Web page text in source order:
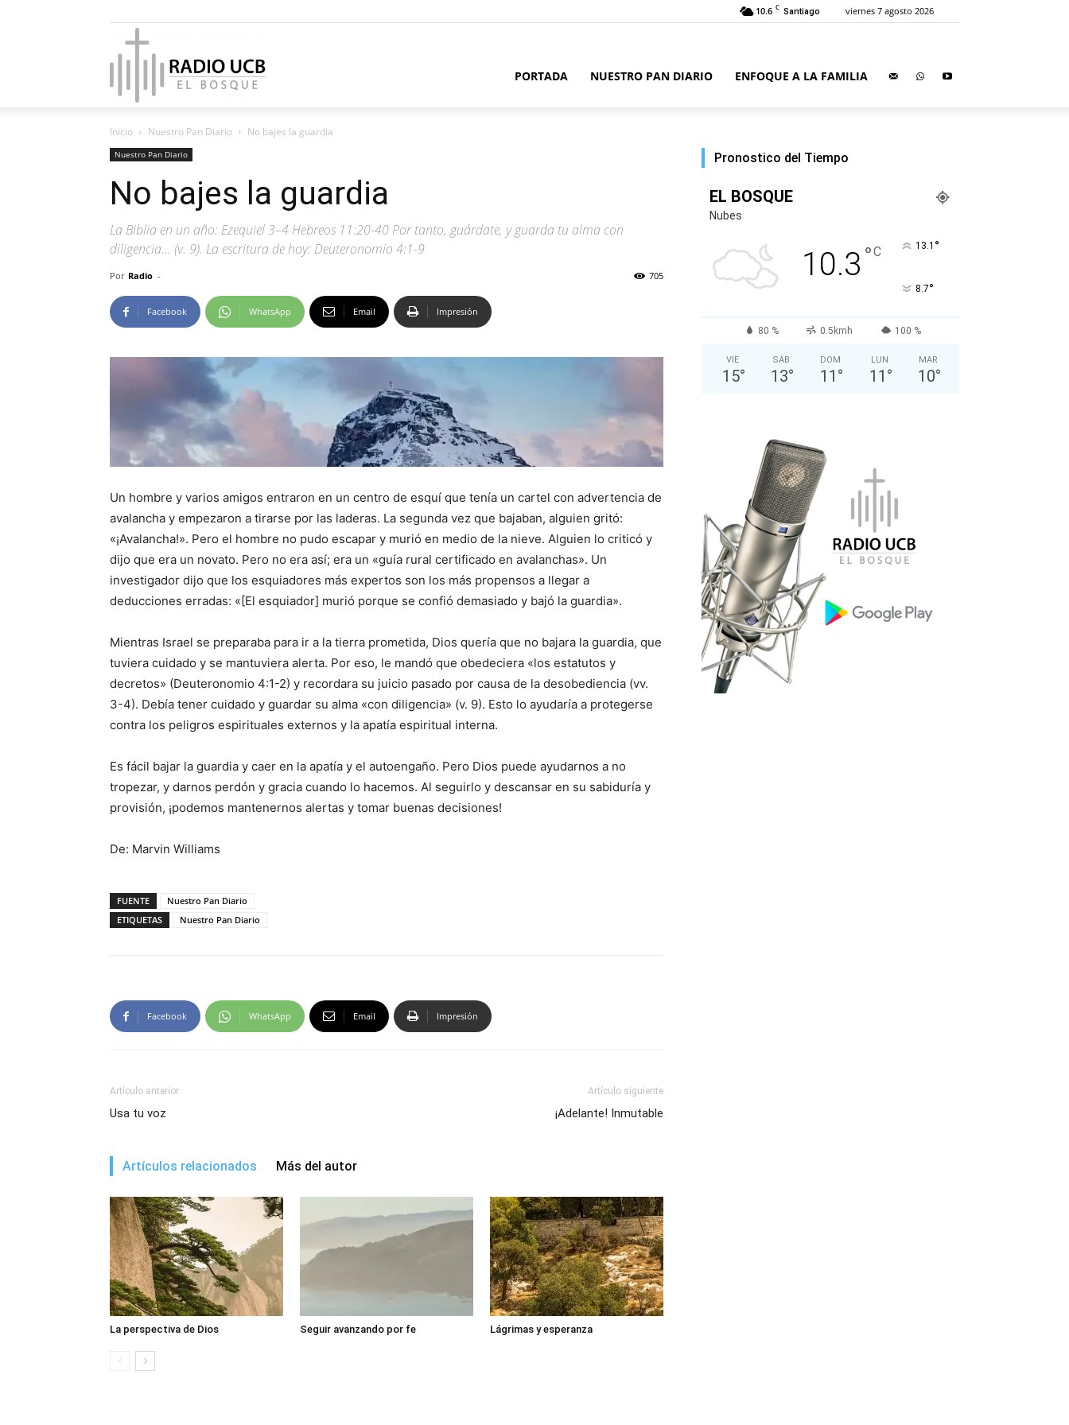
10.6 C Santiago viernes 7 agosto 2026
Radio
El
Bosque
PORTADA NUESTRO PAN DIARIO ENFOQUE A LA FAMILIA
Inicio Nuestro Pan Diario No bajes la guardia
Nuestro Pan Diario
No bajes la guardia
La Biblia en un año: Ezequiel 3–4 Hebreos 11:20-40 Por tanto, guárdate, y guarda tu alma con
diligencia… (v. 9). La escritura de hoy: Deuteronomio 4:1-9
Por Radio - 705
Facebook WhatsApp Email Impresión
Un hombre y varios amigos entraron en un centro de esquí que tenía un cartel con advertencia de
avalancha y empezaron a tirarse por las laderas. La segunda vez que bajaban, alguien gritó:
«¡Avalancha!». Pero el hombre no pudo escapar y murió en medio de la nieve. Alguien lo criticó y
dijo que era un novato. Pero no era así; era un «guía rural certificado en avalanchas». Un
investigador dijo que los esquiadores más expertos son los más propensos a llegar a
deducciones erradas: «[El esquiador] murió porque se confió demasiado y bajó la guardia».
Mientras Israel se preparaba para ir a la tierra prometida, Dios quería que no bajara la guardia, que
tuviera cuidado y se mantuviera alerta. Por eso, le mandó que obedeciera «los estatutos y
decretos» (Deuteronomio 4:1-2) y recordara su juicio pasado por causa de la desobediencia (vv.
3-4). Debía tener cuidado y guardar su alma «con diligencia» (v. 9). Esto lo ayudaría a protegerse
contra los peligros espirituales externos y la apatía espiritual interna.
Es fácil bajar la guardia y caer en la apatía y el autoengaño. Pero Dios puede ayudarnos a no
tropezar, y darnos perdón y gracia cuando lo hacemos. Al seguirlo y descansar en su sabiduría y
provisión, ¡podemos mantenernos alertas y tomar buenas decisiones!
De: Marvin Williams
FUENTE
Nuestro Pan Diario
ETIQUETAS
Nuestro Pan Diario
Facebook WhatsApp Email Impresión
Artículo anterior
Usa tu voz
Artículo siguiente
¡Adelante! Inmutable
Artículos relacionados Más del autor
La perspectiva de Dios Seguir avanzando por fe Lágrimas y esperanza
Pronostico del Tiempo
EL BOSQUE
Nubes
10.3 °C 13.1 °
8.7°
80 % 0.5kmh 100 %
VIE
15°
SÁB
13°
DOM
11 °
LUN
11 °
MAR
10°